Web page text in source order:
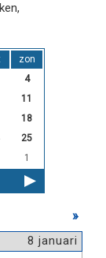
zon
4
11
18
25
1
»
8 januari